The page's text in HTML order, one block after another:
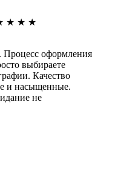
★ ★ ★
Процесс оформления
выбираете
Качество
и насыщенные.
не